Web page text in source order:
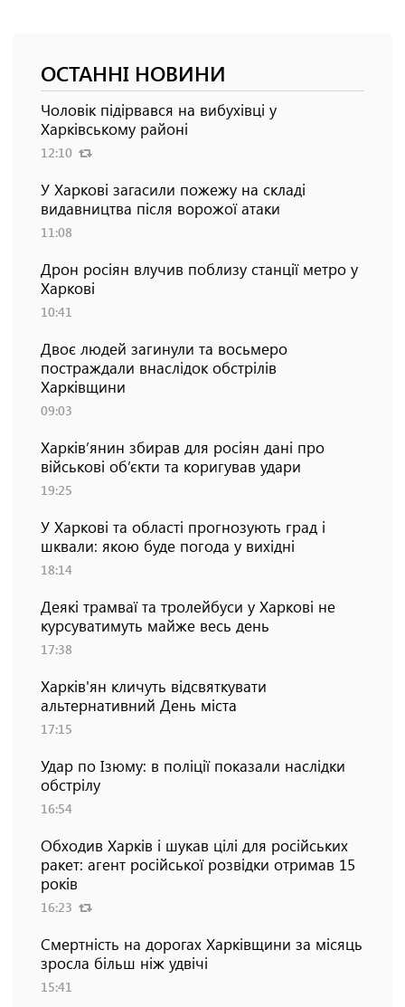
ОСТАННІ НОВИНИ
Чоловік підірвався на вибухівці у
Харківському районі
12:10
У Харкові загасили пожежу на складі
видавництва після ворожої атаки
11:08
Дрон росіян влучив поблизу станції метро у
Харкові
10:41
Двоє людей загинули та восьмеро
постраждали внаслідок обстрілів
Харківщини
09:03
Харків’янин збирав для росіян дані про
військові об’єкти та коригував удари
19:25
У Харкові та області прогнозують град і
шквали: якою буде погода у вихідні
18:14
Деякі трамваї та тролейбуси у Харкові не
курсуватимуть майже весь день
17:38
Харків'ян кличуть відсвяткувати
альтернативний День міста
17:15
Удар по Ізюму: в поліції показали наслідки
обстрілу
16:54
Обходив Харків і шукав цілі для російських
ракет: агент російської розвідки отримав 15
років
16:23
Смертність на дорогах Харківщини за місяць
зросла більш ніж удвічі
15:41